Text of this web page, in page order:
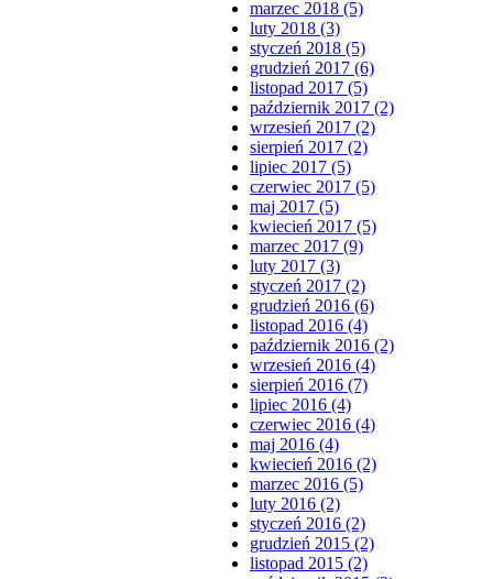
marzec 2018 (5)
luty 2018 (3)
styczeń 2018 (5)
grudzień 2017 (6)
listopad 2017 (5)
październik 2017 (2)
wrzesień 2017 (2)
sierpień 2017 (2)
lipiec 2017 (5)
czerwiec 2017 (5)
maj 2017 (5)
kwiecień 2017 (5)
marzec 2017 (9)
luty 2017 (3)
styczeń 2017 (2)
grudzień 2016 (6)
listopad 2016 (4)
październik 2016 (2)
wrzesień 2016 (4)
sierpień 2016 (7)
lipiec 2016 (4)
czerwiec 2016 (4)
maj 2016 (4)
kwiecień 2016 (2)
marzec 2016 (5)
luty 2016 (2)
styczeń 2016 (2)
grudzień 2015 (2)
listopad 2015 (2)